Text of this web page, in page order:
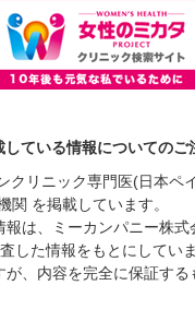
している情報についてのご
クリニック専門医(日本ペ
関 を掲載しています。
報は、ミーカンパニー株式
した情報をもとにしてい
が、内容を完全に保証する